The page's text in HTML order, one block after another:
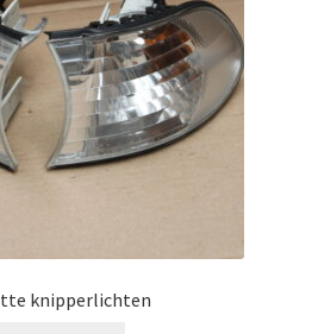
knipperlichten